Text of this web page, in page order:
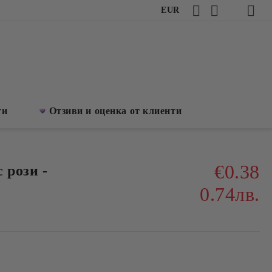
EUR
Отзиви и оценка от клиенти
рози -
€0.38
0.74лв.